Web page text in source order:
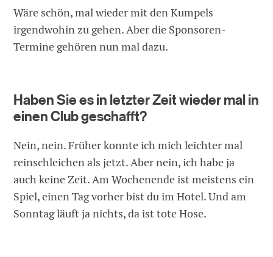
Wäre schön, mal wieder mit den Kumpels
irgendwohin zu gehen. Aber die Sponsoren-
Termine gehören nun mal dazu.
Haben Sie es in letzter Zeit wieder mal in
einen Club geschafft?
Nein, nein. Früher konnte ich mich leichter mal
reinschleichen als jetzt. Aber nein, ich habe ja
auch keine Zeit. Am Wochenende ist meistens ein
Spiel, einen Tag vorher bist du im Hotel. Und am
Sonntag läuft ja nichts, da ist tote Hose.